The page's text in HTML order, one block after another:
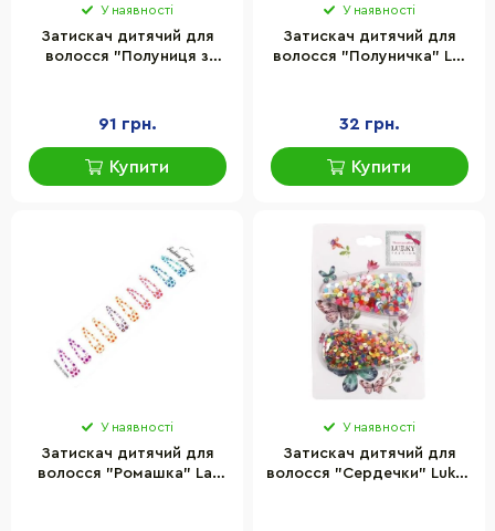
У наявності
Затискач дитячий для
волосся "Полуниця з
91 грн.
Купити
У наявності
Затискач дитячий для
волосся "Полуничка" La-
32 грн.
Купити
У наявності
Затискач дитячий для
волосся "Ромашка" La-
У наявності
Затискач дитячий для
волосся "Сердечки" Lukky